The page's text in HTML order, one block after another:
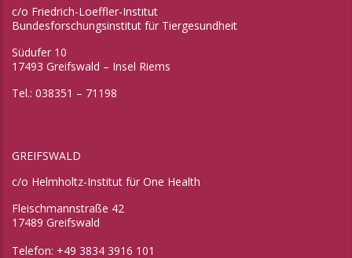
c/o Friedrich-Loeffler-Institut
Bundesforschungsinstitut für Tiergesundheit
Südufer 10
17493 Greifswald – Insel Riems
Tel.: 038351 – 71198
GREIFSWALD
c/o Helmholtz-Institut für One Health
Fleischmannstraße 42
17489 Greifswald
Telefon: +49 3834 3916 101